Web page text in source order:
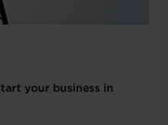
your business in